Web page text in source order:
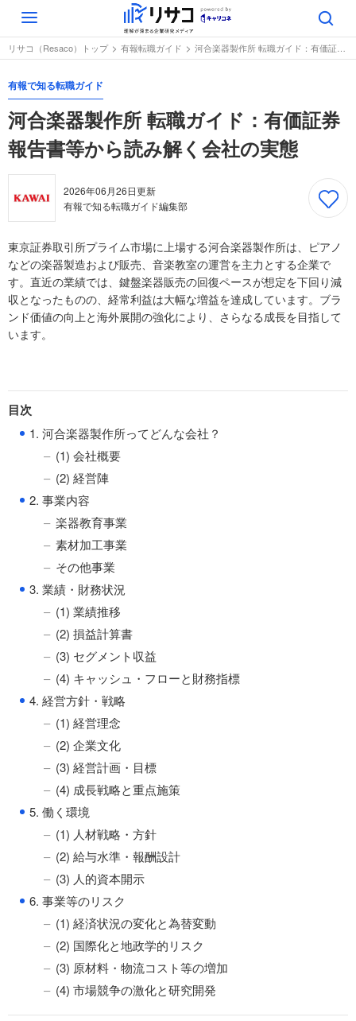
Toggle
navigation
リサコ（Resaco）トップ 有報転職ガイド 河合楽器製作所 転職ガイド：有価証券報告書等から読み解く会社の実態
有報で知る転職ガイド
河合楽器製作所 転職ガイド：有価証券
報告書等から読み解く会社の実態
2026年06月26日更新
有報で知る転職ガイド編集部
東京証券取引所プライム市場に上場する河合楽器製作所は、ピアノ
などの楽器製造および販売、音楽教室の運営を主力とする企業で
す。直近の業績では、鍵盤楽器販売の回復ペースが想定を下回り減
収となったものの、経常利益は大幅な増益を達成しています。ブラ
ンド価値の向上と海外展開の強化により、さらなる成長を目指して
います。
目次
● 1. 河合楽器製作所ってどんな会社？
(1) 会社概要
(2) 経営陣
● 2. 事業内容
楽器教育事業
素材加工事業
その他事業
● 3. 業績・財務状況
(1) 業績推移
(2) 損益計算書
(3) セグメント収益
(4) キャッシュ・フローと財務指標
● 4. 経営方針・戦略
(1) 経営理念
(2) 企業文化
(3) 経営計画・目標
(4) 成長戦略と重点施策
● 5. 働く環境
(1) 人材戦略・方針
(2) 給与水準・報酬設計
(3) 人的資本開示
● 6. 事業等のリスク
(1) 経済状況の変化と為替変動
(2) 国際化と地政学的リスク
(3) 原材料・物流コスト等の増加
(4) 市場競争の激化と研究開発